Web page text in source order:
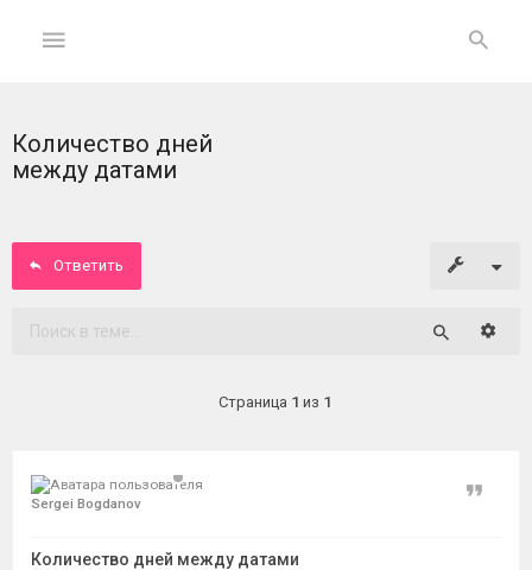
ГЛАВНАЯ
Вход
Количество дней
между датами
Ответить
Страница 1 из 1
Sergei Bogdanov
Количество дней между датами
Цитата